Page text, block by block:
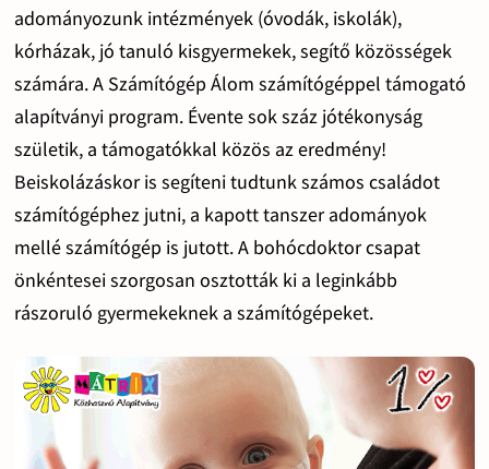
adományozunk intézmények (óvodák, iskolák),
kórházak, jó tanuló kisgyermekek, segítő közösségek
számára. A Számítógép Álom számítógéppel támogató
alapítványi program. Évente sok száz jótékonyság
születik, a támogatókkal közös az eredmény!
Beiskolázáskor is segíteni tudtunk számos családot
számítógéphez jutni, a kapott tanszer adományok
mellé számítógép is jutott. A bohócdoktor csapat
önkéntesei szorgosan osztották ki a leginkább
rászoruló gyermekeknek a számítógépeket.